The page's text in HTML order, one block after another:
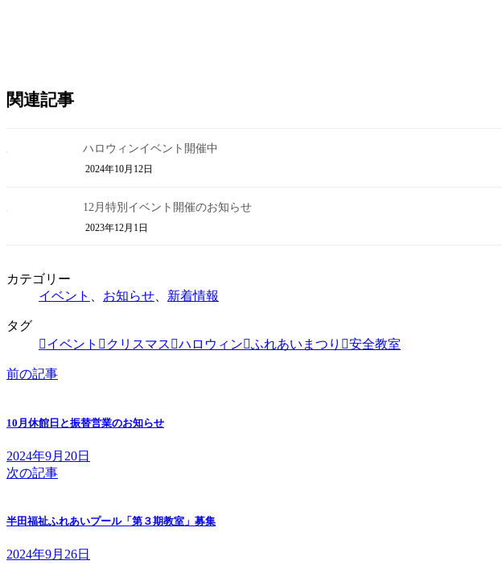
関連記事
ハロウィンイベント開催中
2024年10月12日
12月特別イベント開催のお知らせ
2023年12月1日
カテゴリー
イベント 、 お知らせ、 新着情報
タグ
イベント
クリスマス ハロウィン ふれあいまつり 安全教室
前の記事
10月休館日と振替営業のお知らせ
2024年9月20日
次の記事
半田福祉ふれあいプール「第３期教室」募集
2024年9月26日